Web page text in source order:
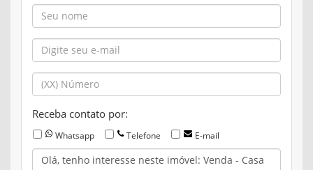
Receba contato por:
Whatsapp Telefone E-mail